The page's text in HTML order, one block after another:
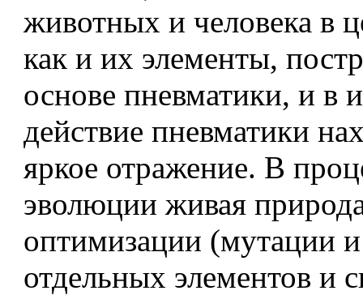
животных и человека в
как и их элементы,
основе пневматики, и в
действие пневматики
яркое отражение. В
эволюции живая
оптимизации (мутации
отдельных элементов и